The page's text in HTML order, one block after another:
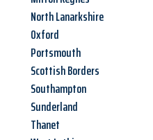
North Lanarkshire
Oxford
Portsmouth
Scottish Borders
Southampton
Sunderland
Thanet